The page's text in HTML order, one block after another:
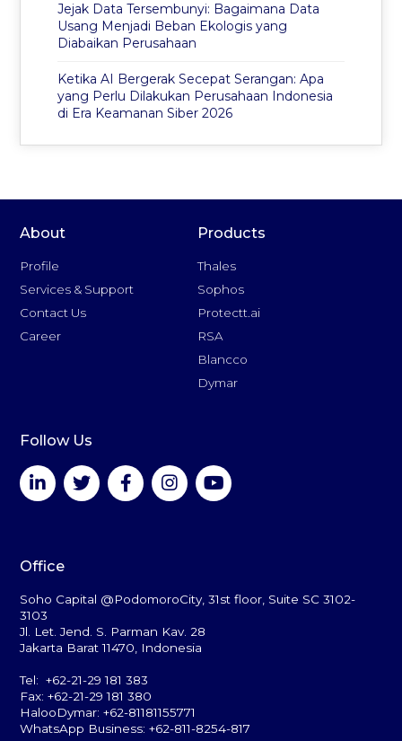
Jejak Data Tersembunyi: Bagaimana Data
Usang Menjadi Beban Ekologis yang
Diabaikan Perusahaan
Ketika AI Bergerak Secepat Serangan: Apa
yang Perlu Dilakukan Perusahaan Indonesia
di Era Keamanan Siber 2026
About
Profile
Services & Support
Contact Us
Career
Products
Thales
Sophos
Protectt.ai
RSA
Blancco
Dymar
Follow Us
Office
Soho Capital @PodomoroCity, 31st floor, Suite SC 3102-
3103
Jl. Let. Jend. S. Parman Kav. 28
Jakarta Barat 11470, Indonesia
Tel: +62-21-29 181 383
Fax: +62-21-29 181 380
HalooDymar: +62-81181155771
WhatsApp Business: +62-811-8254-817